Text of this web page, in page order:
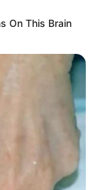
On This Brain